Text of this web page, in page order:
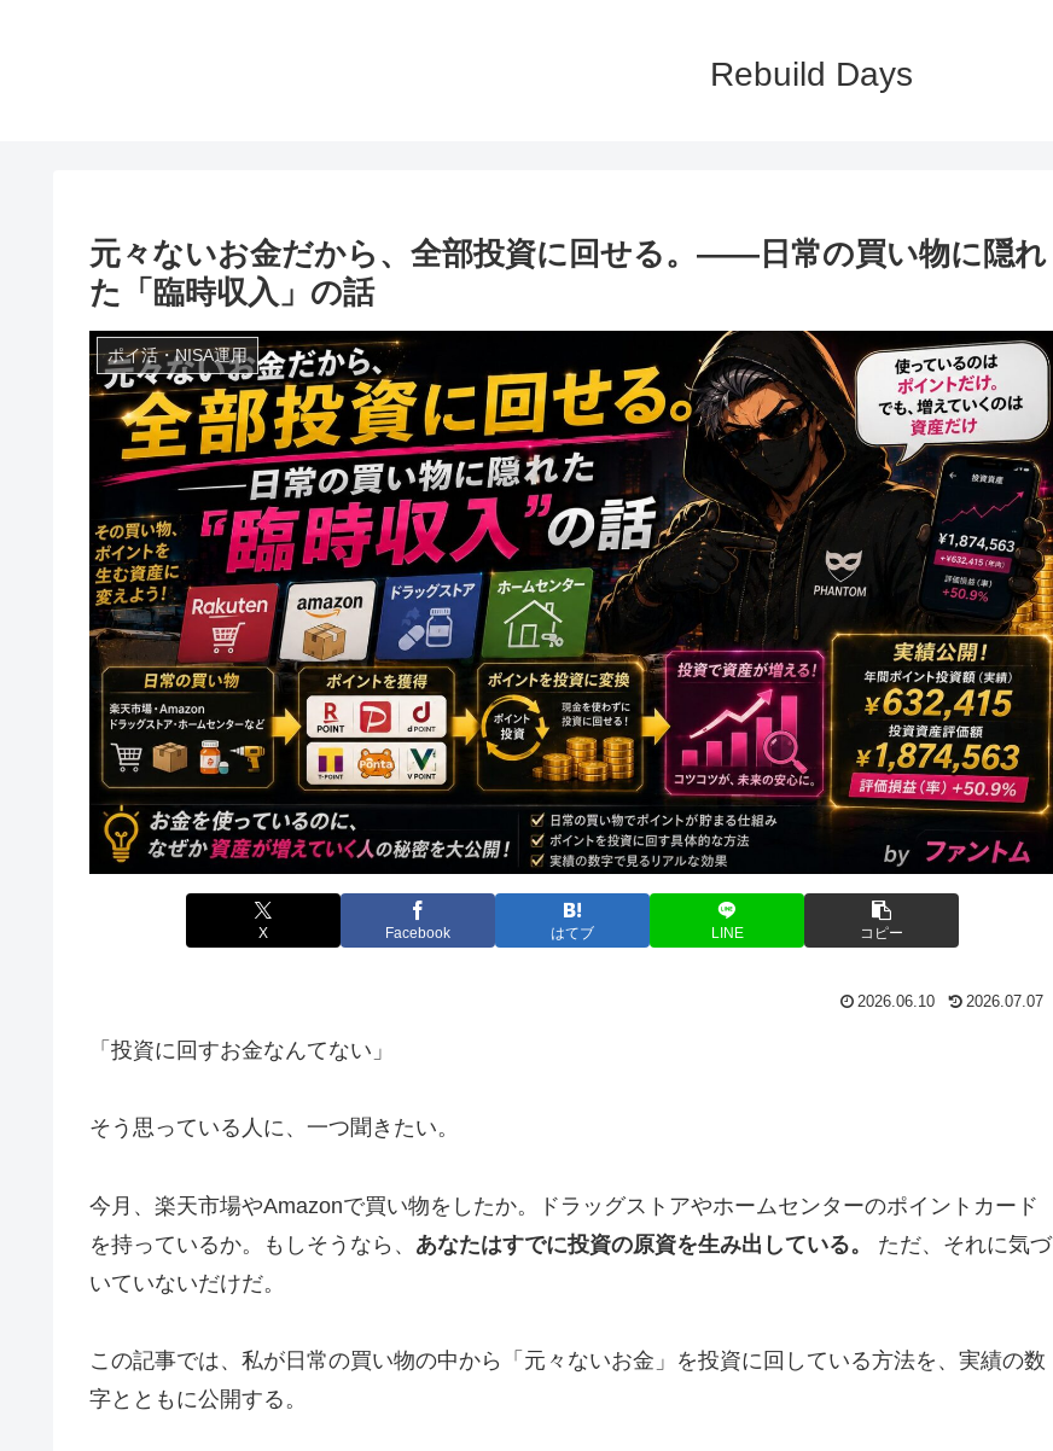
Rebuild Days
元々ないお金だから、全部投資に回せる。——日常の買い物に隠れ
た「臨時収入」の話
ポイ活・NISA運用
X Facebook はてブ LINE コピー
2026.06.10 2026.07.07
「投資に回すお金なんてない」
そう思っている人に、一つ聞きたい。
今月、楽天市場やAmazonで買い物をしたか。ドラッグストアやホームセンターのポイントカード
を持っているか。もしそうなら、 あなたはすでに投資の原資を生み出している。
ただ、それに気づ
いていないだけだ。
この記事では、私が日常の買い物の中から「元々ないお金」を投資に回している方法を、実績の数
字とともに公開する。